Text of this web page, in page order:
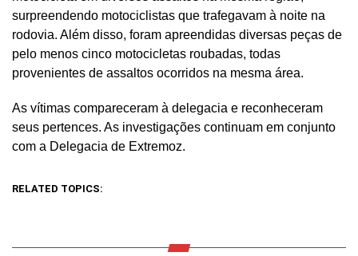
surpreendendo motociclistas que trafegavam à noite na
rodovia. Além disso, foram apreendidas diversas peças de
pelo menos cinco motocicletas roubadas, todas
provenientes de assaltos ocorridos na mesma área.
As vítimas compareceram à delegacia e reconheceram
seus pertences. As investigações continuam em conjunto
com a Delegacia de Extremoz.
RELATED TOPICS: